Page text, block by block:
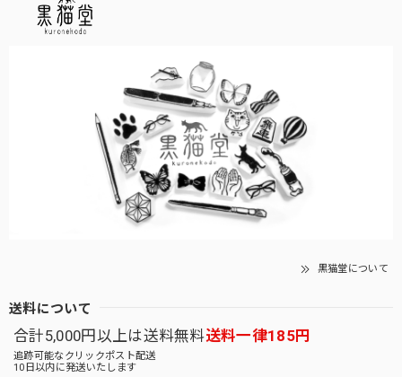
黒猫堂について
送料について
合計5,000円以上は送料無料送料一律185円
追跡可能なクリックポスト配送
10日以内に発送いたします